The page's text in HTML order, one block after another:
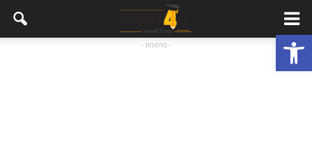
פתח סרגל נגישות - פרסומת -